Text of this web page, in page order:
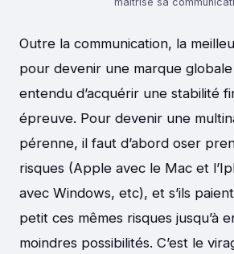
Outre la communication, la
pour devenir une marque
entendu d’acquérir une stabilité
épreuve. Pour devenir une
pérenne, il faut d’abord oser
risques (Apple avec le Mac et
avec Windows, etc), et s’ils
petit ces mêmes risques jusqu’à
moindres possibilités. C’est le